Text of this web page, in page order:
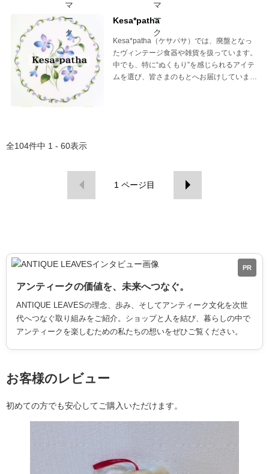
Kesa*patha
Kesa*patha（ケサパサ）では、廃盤となっ
たヴィンテージ食器や雑貨を扱っています。
中でも、特に“ぬくもり”を感じられるアイテ
ムを選び、皆さまのもとへお届けしていま
全104件中 1 - 60表示
1 ページ目
PR
アンティークの価値を、未来へつなぐ。
ANTIQUE LEAVESの理念、歩み、そしてアンティーク文化を次世
代へつなぐ取り組みをご紹介。ショップと人を結び、暮らしの中で
アンティークを楽しむための私たちの想いをぜひご覧ください。
お客様のレビュー
初めての方でも安心してご購入いただけます。